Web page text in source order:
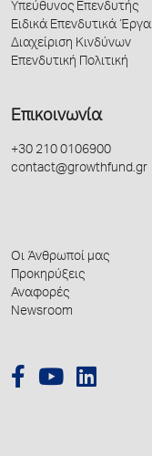
Υπεύθυνος Επενδυτής
Ειδικά Επενδυτικά Έργα
Διαχείριση Κινδύνων
Επενδυτική Πολιτική
Επικοινωνία
+30 210 0106900
contact@growthfund.gr
Οι Άνθρωποί μας
Προκηρύξεις
Αναφορές
Newsroom